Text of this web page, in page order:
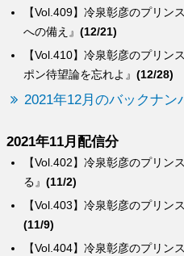
【Vol.410】冷泉彰彦のプリン
ポン待望論を忘れよ』(12/28)
【Vol.409】冷泉彰彦のプリン
への備え』(12/21)
2021年12月のバックナン
2021年11月配信分
【Vol.404】冷泉彰彦のプリン
【Vol.403】冷泉彰彦のプリン
(11/9)
【Vol.402】冷泉彰彦のプリン
る』(11/2)